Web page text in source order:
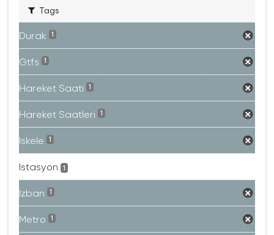
Tags
Durak 1
Gtfs 1
Hareket Saati 1
Hareket Saatleri 1
Iskele 1
Istasyon 1
Izban 1
Metro 1